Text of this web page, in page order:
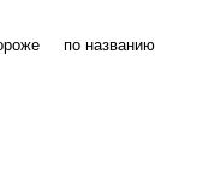
по названию